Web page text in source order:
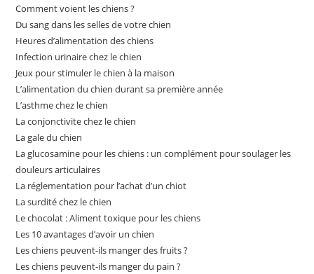
Comment voient les chiens ?
Du sang dans les selles de votre chien
Heures d’alimentation des chiens
Infection urinaire chez le chien
Jeux pour stimuler le chien à la maison
L’alimentation du chien durant sa première année
L’asthme chez le chien
La conjonctivite chez le chien
La gale du chien
La glucosamine pour les chiens : un complément pour soulager les
douleurs articulaires
La réglementation pour l’achat d’un chiot
La surdité chez le chien
Le chocolat : Aliment toxique pour les chiens
Les 10 avantages d’avoir un chien
Les chiens peuvent-ils manger des fruits ?
Les chiens peuvent-ils manger du pain ?